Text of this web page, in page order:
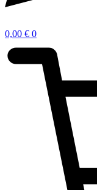
0,00 € 0